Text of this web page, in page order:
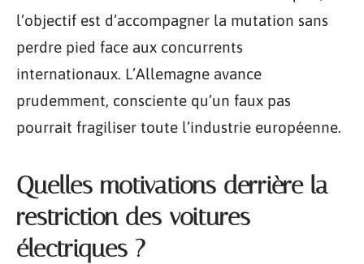
l’objectif est d’accompagner la mutation sans
perdre pied face aux concurrents
internationaux. L’Allemagne avance
prudemment, consciente qu’un faux pas
pourrait fragiliser toute l’industrie européenne.
Quelles motivations derrière la
restriction des voitures
électriques ?